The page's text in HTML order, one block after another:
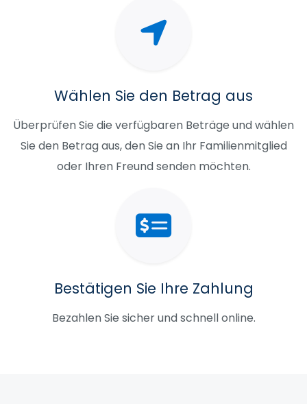
Wählen Sie den Betrag aus
Überprüfen Sie die verfügbaren Beträge und wählen
Sie den Betrag aus, den Sie an Ihr Familienmitglied
oder Ihren Freund senden möchten.
Bestätigen Sie Ihre Zahlung
Bezahlen Sie sicher und schnell online.